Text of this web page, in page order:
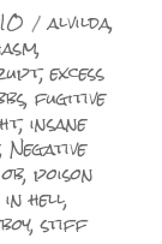
Étiquettes
alvilda,
,
,excess
,fugitive
,insane
,Negative
ob,poison
in hell,
,stiff